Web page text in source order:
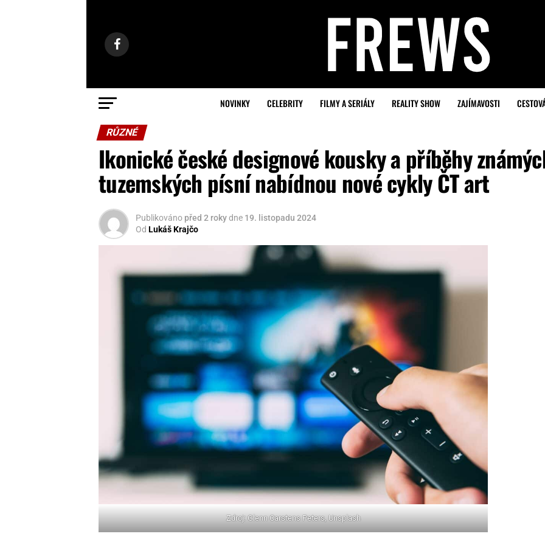
NOVINKY CELEBRITY FILMY A SERIÁLY REALITY SHOW ZAJÍMAVOSTI
RŮZNÉ
Ikonické české designové kousky a příběhy
tuzemských písní nabídnou nové cykly ČT art
Publikováno před 2 rokydne 19. listopadu 2024
Od Lukáš Krajčo
Zdroj: Glenn Carstens Peters, Unsplash